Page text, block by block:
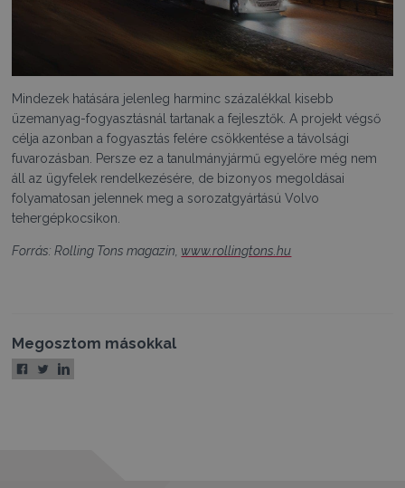
Mindezek hatására jelenleg harminc százalékkal kisebb
üzemanyag-fogyasztásnál tartanak a fejlesztők. A projekt végső
célja azonban a fogyasztás felére csökkentése a távolsági
fuvarozásban. Persze ez a tanulmányjármű egyelőre még nem
áll az ügyfelek rendelkezésére, de bizonyos megoldásai
folyamatosan jelennek meg a sorozatgyártású Volvo
tehergépkocsikon.
Forrás: Rolling Tons magazin, www.rollingtons.hu
Megosztom másokkal